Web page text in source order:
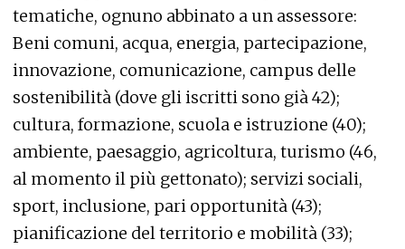
tematiche, ognuno abbinato a un assessore:
Beni comuni, acqua, energia, partecipazione,
innovazione, comunicazione, campus delle
sostenibilità (dove gli iscritti sono già 42);
cultura, formazione, scuola e istruzione (40);
ambiente, paesaggio, agricoltura, turismo (46,
al momento il più gettonato); servizi sociali,
sport, inclusione, pari opportunità (43);
pianificazione del territorio e mobilità (33);